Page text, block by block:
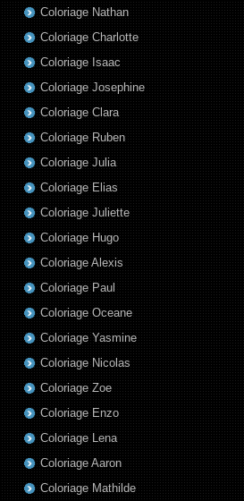
Coloriage Nathan
Coloriage Charlotte
Coloriage Isaac
Coloriage Josephine
Coloriage Clara
Coloriage Ruben
Coloriage Julia
Coloriage Elias
Coloriage Juliette
Coloriage Hugo
Coloriage Alexis
Coloriage Paul
Coloriage Oceane
Coloriage Yasmine
Coloriage Nicolas
Coloriage Zoe
Coloriage Enzo
Coloriage Lena
Coloriage Aaron
Coloriage Mathilde